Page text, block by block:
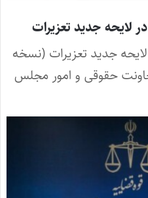
جدید تعزیرات
لایحه جدید تعزیرات (نسخه
معاونت حقوقی و امور مجلس